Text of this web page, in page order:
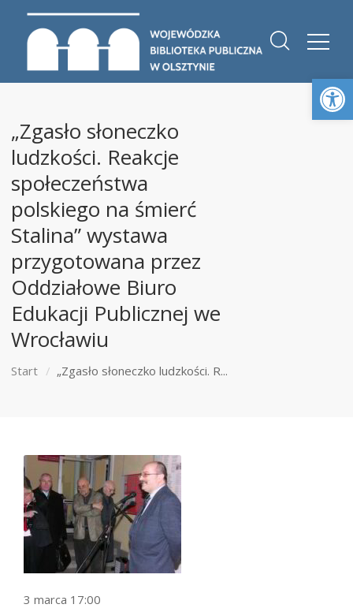
„Zgasło słoneczko
ludzkości. Reakcje
społeczeństwa
polskiego na śmierć
Stalina” wystawa
przygotowana przez
Oddziałowe Biuro
Edukacji Publicznej we
Wrocławiu
Start „Zgasło słoneczko ludzkości. R...
3 marca 17:00